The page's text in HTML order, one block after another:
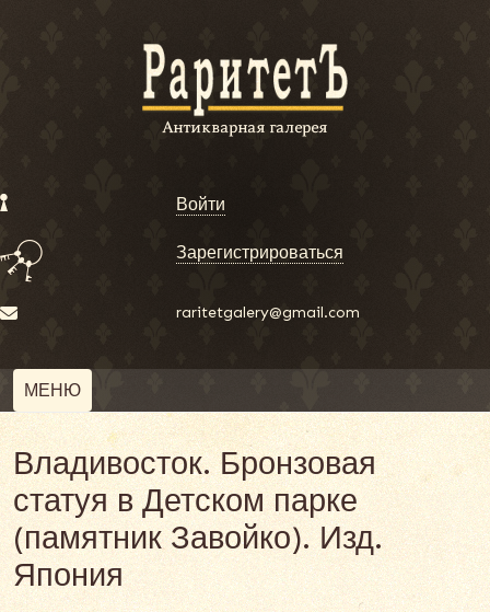
Войти
Зарегистрироваться
raritetgalery@gmail.com
МЕНЮ
Владивосток. Бронзовая
статуя в Детском парке
(памятник Завойко). Изд.
Япония